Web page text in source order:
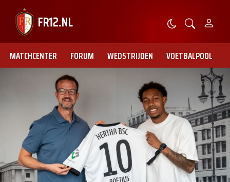
MATCHCENTER FORUM WEDSTRIJDEN VOETBALPOOL